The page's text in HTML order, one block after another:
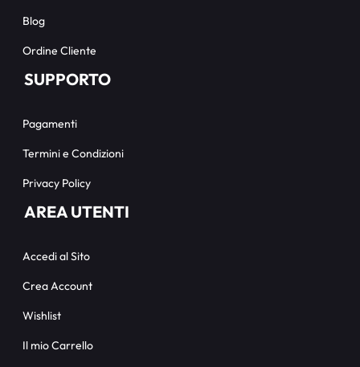
Blog
Ordine Cliente
SUPPORTO
Pagamenti
Termini e Condizioni
Privacy Policy
AREA UTENTI
Accedi al Sito
Crea Account
Wishlist
Il mio Carrello